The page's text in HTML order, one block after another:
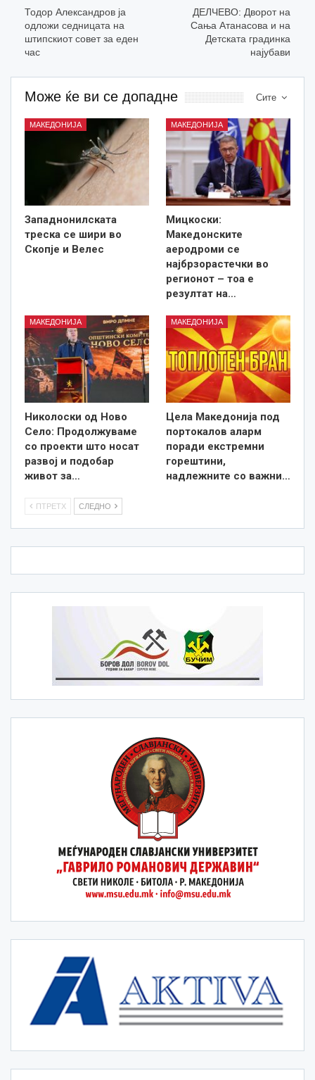
Тодор Александров ја
одложи седницата на
штипскиот совет за еден
час
ДЕЛЧЕВО: Дворот на
Сања Атанасова и на
Детската градинка
најубави
Сите
Може ќе ви се допадне
МАКЕДОНИЈА
Западнонилската
треска се шири во
Скопје и Велес
МАКЕДОНИЈА
Мицкоски:
Македонските
аеродроми се
најбрзорастечки во
регионот – тоа е
резултат на…
МАКЕДОНИЈА
Николоски од Ново
Село: Продолжуваме
со проекти што носат
развој и подобар
живот за…
МАКЕДОНИЈА
Цела Македонија под
портокалов аларм
поради екстремни
горештини,
надлежните со важни…
ПТРЕТХ СЛЕДНО